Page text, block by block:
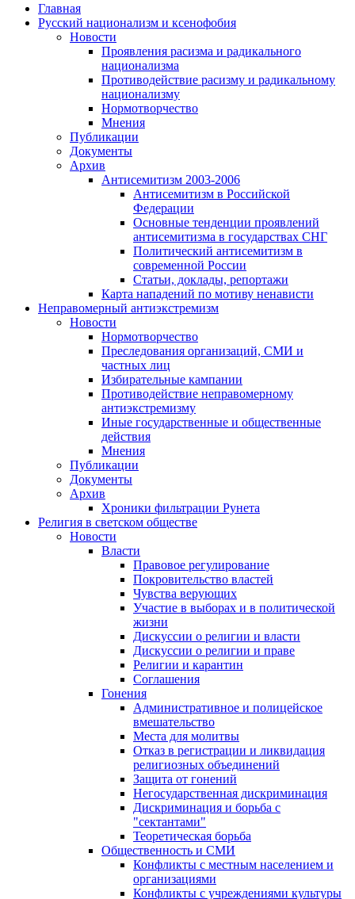
Главная
Русский национализм и ксенофобия
Новости
Проявления расизма и радикального
национализма
Противодействие расизму и радикальному
национализму
Нормотворчество
Мнения
Публикации
Документы
Архив
Антисемитизм 2003-2006
Антисемитизм в Российской
Федерации
Основные тенденции проявлений
антисемитизма в государствах СНГ
Политический антисемитизм в
современной России
Статьи, доклады, репортажи
Карта нападений по мотиву ненависти
Неправомерный антиэкстремизм
Новости
Нормотворчество
Преследования организаций, СМИ и
частных лиц
Избирательные кампании
Противодействие неправомерному
антиэкстремизму
Иные государственные и общественные
действия
Мнения
Публикации
Документы
Архив
Хроники фильтрации Рунета
Религия в светском обществе
Новости
Власти
Правовое регулирование
Покровительство властей
Чувства верующих
Участие в выборах и в политической
жизни
Дискуссии о религии и власти
Дискуссии о религии и праве
Религии и карантин
Соглашения
Гонения
Административное и полицейское
вмешательство
Места для молитвы
Отказ в регистрации и ликвидация
религиозных объединений
Защита от гонений
Негосударственная дискриминация
Дискриминация и борьба с
"сектантами"
Теоретическая борьба
Общественность и СМИ
Конфликты с местным населением и
организациями
Конфликты с учреждениями культуры